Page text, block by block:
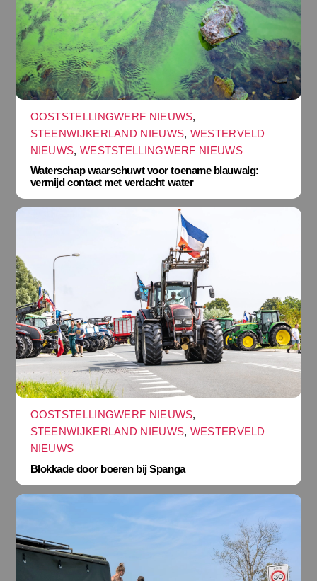
OOSTSTELLINGWERF NIEUWS,
STEENWIJKERLAND NIEUWS, WESTERVELD
NIEUWS, WESTSTELLINGWERF NIEUWS
Waterschap waarschuwt voor toename blauwalg:
vermijd contact met verdacht water
OOSTSTELLINGWERF NIEUWS,
STEENWIJKERLAND NIEUWS, WESTERVELD
NIEUWS
Blokkade door boeren bij Spanga